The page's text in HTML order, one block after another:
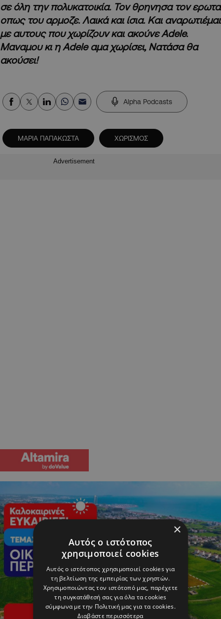
σε όλη την πολυκατοικία. Τον θρηνησα τον ερωτα
οπως του αρμοζε. Λαικά και ίσια. Και αναρωτιέμαι
με αυτους που χωρίζουν και ακούνε Adele.
Μαναμου κι η Adele αμα χωρίσει, Νατάσα θα
ακούσει!
Alpha Podcasts
ΜΑΡΙΑ ΠΑΠΑΚΩΣΤΑ ΧΩΡΙΣΜΟΣ
Advertisement
×
Αυτός ο ιστότοπος
χρησιμοποιεί cookies
Αυτός ο ιστότοπος χρησιμοποιεί cookies για
τη βελτίωση της εμπειρίας των χρηστών.
Χρησιμοποιώντας τον ιστότοπό μας, παρέχετε
τη συγκατάθεσή σας για όλα τα cookies
σύμφωνα με την Πολιτική μας για τα cookies.
Διαβάστε περισσότερα